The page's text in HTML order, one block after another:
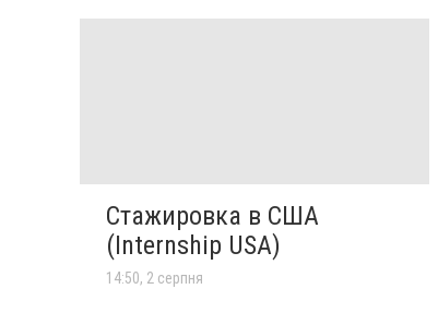
Стажировка в США
(Internship USA)
14:50, 2 серпня